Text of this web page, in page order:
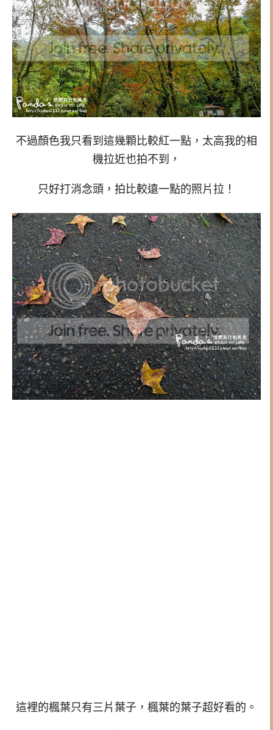
不過顏色我只看到這幾顆比較紅一點，太高我的相
機拉近也拍不到，
只好打消念頭，拍比較遠一點的照片拉！
這裡的楓葉只有三片葉子，楓葉的葉子超好看的。